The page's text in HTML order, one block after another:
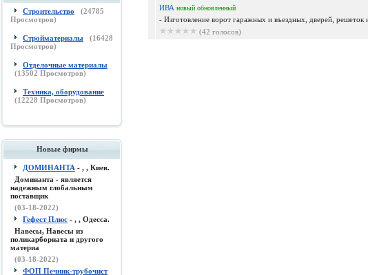
Строительство (24785
Просмотров)
Стройматериалы (16428
Просмотров)
Отделочные материалы
(13502 Просмотров)
Техника, оборудование
(12228 Просмотров)
Новые фирмы
ДОМИНАНТА - , , Киев.
Доминанта - является
надежным глобальным
поставщик
(03-18-2022)
Гефест Плюс - , , Одесса.
Навесы, Навесы из
поликарборната и другого
материа
(03-18-2022)
ФОП Печник-трубочист
ИВА новый обновленный
- Изготовление ворот гаражных и въездных, дверей, решеток
(42 голосов)